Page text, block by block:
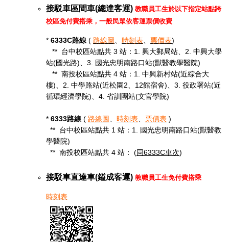
接駁車區間車(總達客運) 教職員工生於以下指定站點跨
校區免付費搭乘，一般民眾依客運票價收費
* 6333C路線 ( 路線圖 時刻表 票價表)
** 台中校區站點共 3 站：1. 興大郵局站、2. 中興大學
站(國光路)、3. 國光忠明南路口站(獸醫教學醫院)
** 南投校區站點共 4 站：1. 中興新村站(近綜合大
樓)、2. 中學路站(近松園2、12館宿舍)、3. 役政署站(近
循環經濟學院)、4. 省訓團站(文官學院)
* 6333路線 ( 路線圖 時刻表 票價表 )
** 台中校區站點共 1 站：1. 國光忠明南路口站(獸醫教
學醫院)
** 南投校區站點共 4 站： (同6333C車次)
接駁車直達車(鎰成客運) 教職員工生免付費搭乘
時刻表